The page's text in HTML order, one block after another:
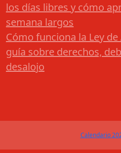
los días libres y cómo
semana largos
Cómo funciona la Ley
guía sobre derechos,
desalojo
Calendario